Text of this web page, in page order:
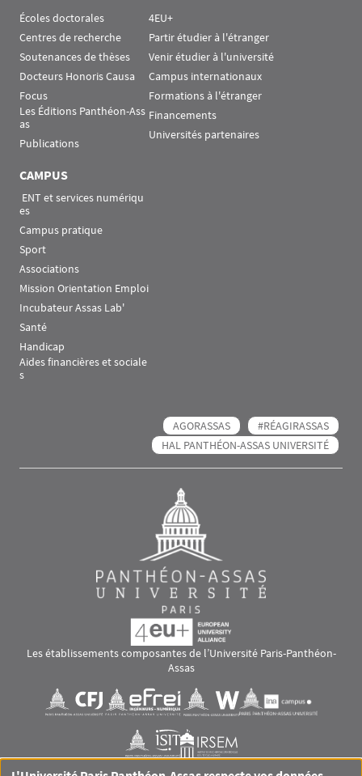
Écoles doctorales
Centres de recherche
Soutenances de thèses
Docteurs Honoris Causa
Focus
Les Éditions Panthéon-Ass
as
Publications
4EU+
Partir étudier à l'étranger
Venir étudier à l'université
Campus internationaux
Formations à l'étranger
Financements
Universités partenaires
CAMPUS
es
Campus pratique
Sport
Associations
Mission Orientation Emploi
Incubateur Assas Lab'
Santé
Handicap
Aides financières et sociale
s
AGORASSAS
#RÉAGIRASSAS
HAL PANTHÉON-ASSAS UNIVERSITÉ
Les établissements composantes de l’Université Paris-Panthéon-
Assas
Visuel svgVisuel svg Visuel svgVisuel svg
Visuel svgVisuel svg